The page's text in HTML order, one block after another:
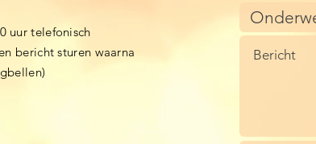
uur telefonisch
bericht sturen waarna